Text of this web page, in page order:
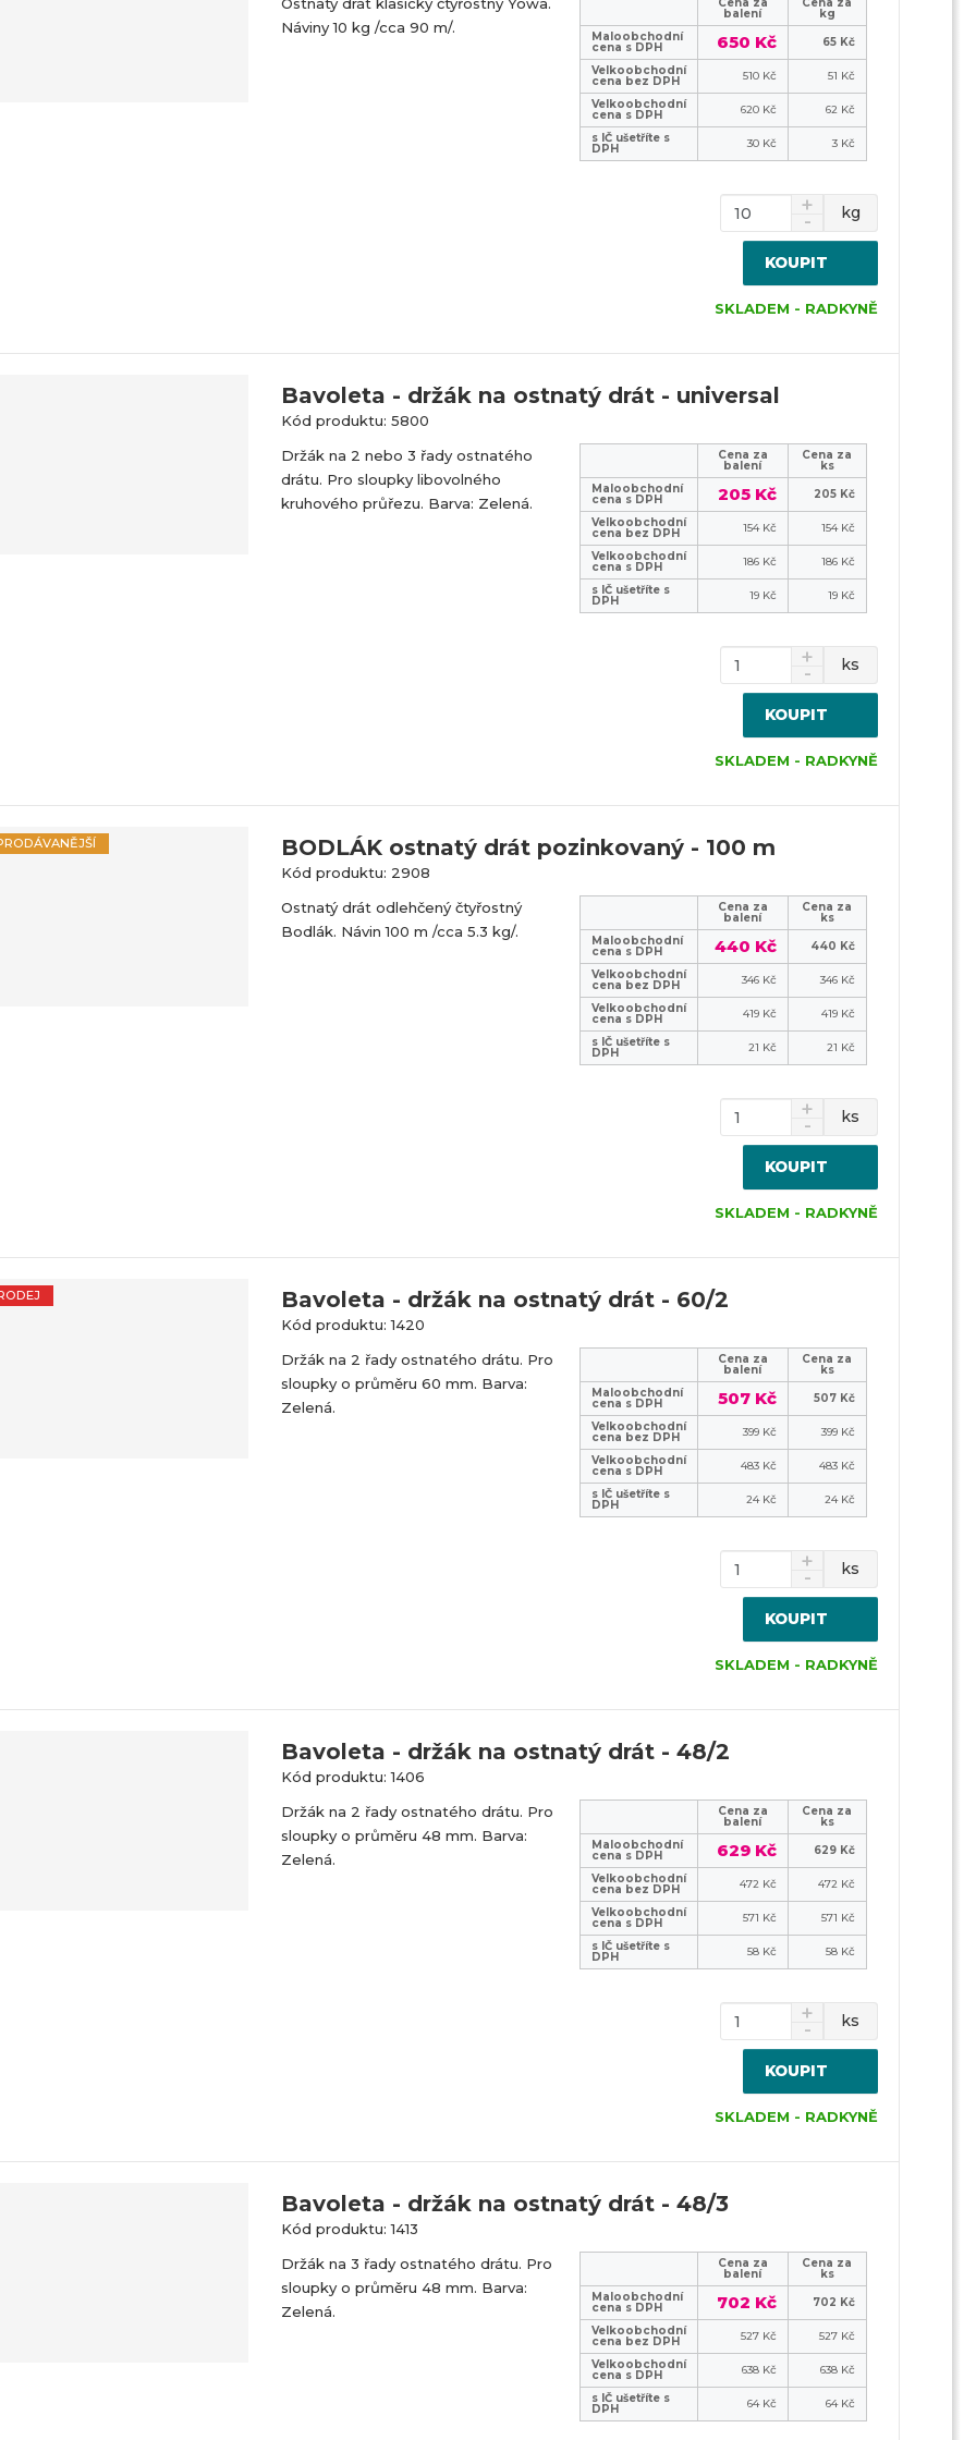
Ostnatý drát klasický čtyřostný Yowa.
Náviny 10 kg /cca 90 m/.
Cena za
balení
Cena za
kg
Maloobchodní
cena s DPH 650 Kč
65 Kč
Velkoobchodní
cena bez DPH 510 Kč
51 Kč
Velkoobchodní
cena s DPH 620 Kč
62 Kč
s IČ ušetříte s
DPH 30 Kč 3 Kč
kg
KOUPIT
SKLADEM - RADKYNĚ
Bavoleta - držák na ostnatý drát - universal
Kód produktu: 5800
Držák na 2 nebo 3 řady ostnatého
drátu. Pro sloupky libovolného
kruhového průřezu. Barva: Zelená.
Cena za
balení
Cena za
ks
Maloobchodní
cena s DPH 205 Kč
205 Kč
Velkoobchodní
cena bez DPH 154 Kč
154 Kč
Velkoobchodní
cena s DPH 186 Kč
186 Kč
s IČ ušetříte s
DPH 19 Kč 19 Kč
ks
KOUPIT
SKLADEM - RADKYNĚ
BODLÁK ostnatý drát pozinkovaný - 100 m
Kód produktu: 2908
Ostnatý drát odlehčený čtyřostný
Bodlák. Návin 100 m /cca 5.3 kg/.
Cena za
balení
Cena za
ks
Maloobchodní
cena s DPH 440 Kč
440 Kč
Velkoobchodní
cena bez DPH 346 Kč
346 Kč
Velkoobchodní
cena s DPH 419 Kč
419 Kč
s IČ ušetříte s
DPH 21 Kč 21 Kč
ks
KOUPIT
SKLADEM - RADKYNĚ
Bavoleta - držák na ostnatý drát - 60/2
Kód produktu: 1420
Držák na 2 řady ostnatého drátu. Pro
sloupky o průměru 60 mm. Barva:
Zelená.
Cena za
balení
Cena za
ks
Maloobchodní
cena s DPH 507 Kč
507 Kč
Velkoobchodní
cena bez DPH 399 Kč
399 Kč
Velkoobchodní
cena s DPH 483 Kč
483 Kč
s IČ ušetříte s
DPH 24 Kč 24 Kč
ks
KOUPIT
SKLADEM - RADKYNĚ
Bavoleta - držák na ostnatý drát - 48/2
Kód produktu: 1406
Držák na 2 řady ostnatého drátu. Pro
sloupky o průměru 48 mm. Barva:
Zelená.
Cena za
balení
Cena za
ks
Maloobchodní
cena s DPH 629 Kč
629 Kč
Velkoobchodní
cena bez DPH 472 Kč
472 Kč
Velkoobchodní
cena s DPH 571 Kč
571 Kč
s IČ ušetříte s
DPH 58 Kč 58 Kč
ks
KOUPIT
SKLADEM - RADKYNĚ
Bavoleta - držák na ostnatý drát - 48/3
Kód produktu: 1413
Držák na 3 řady ostnatého drátu. Pro
sloupky o průměru 48 mm. Barva:
Zelená.
Cena za
balení
Cena za
ks
Maloobchodní
cena s DPH 702 Kč
702 Kč
Velkoobchodní
cena bez DPH 527 Kč
527 Kč
Velkoobchodní
cena s DPH 638 Kč
638 Kč
s IČ ušetříte s
DPH 64 Kč 64 Kč